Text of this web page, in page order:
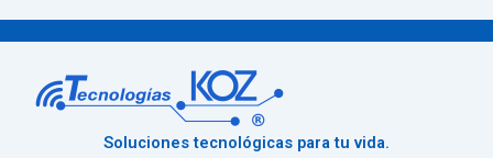
Soluciones tecnológicas para tu vida.